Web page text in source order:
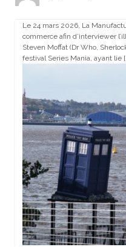
Le 24 mars 2026, La
commerce afin d’interviewer
Steven Moffat (Dr Who,
festival Series Mania, ayant lie